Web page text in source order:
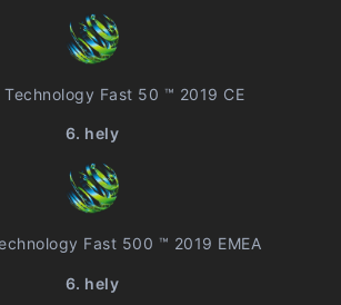
Technology Fast 50 ™ 2019 CE
6. hely
Fast 500 ™ 2019 EMEA
6. hely